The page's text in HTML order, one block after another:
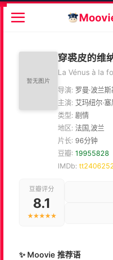
穿裘皮的维
La Vénus à la
导演: 罗曼·波兰斯
主演: 艾玛纽尔·
类型: 剧情
地区: 法国,波兰
片长: 96分钟
豆瓣: 19955828
IMDb:
豆瓣评分
8.1
★★★★★
✨ Moovie 推荐语